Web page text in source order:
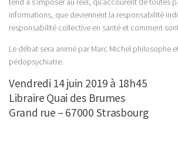
informations, que deviennent la responsabilité
responsabilité collective en santé et comment
Le débat sera animé par Marc Michel philosophe
pédopsychiatre.
Vendredi 14 juin 2019 à 18h45
Libraire Quai des Brumes
Grand rue – 67000 Strasbourg